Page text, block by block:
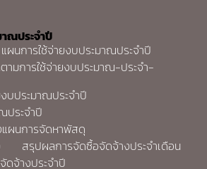
ณประจำปี
แผนการใช้จ่ายงบประมาณประจำปี
ามการใช้จ่ายงบประมาณ-ประจำ-
บประมาณประจำปี
ระจำปี
ผนการจัดหาพัสดุ
สรุปผลการจัดซื้อจัดจ้างประจำเดือน
ดจ้างประจำปี